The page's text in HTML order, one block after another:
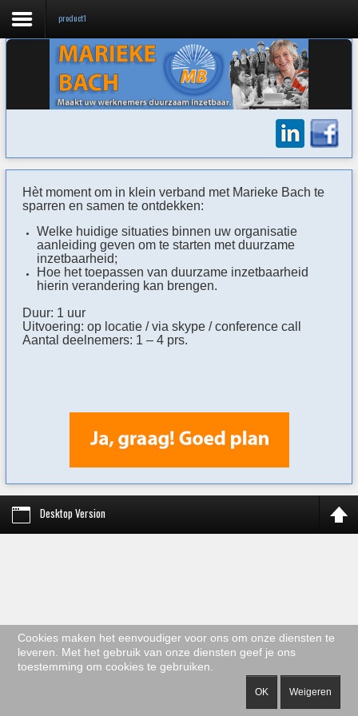
gratis checklist Werkplezier
FAQ
Missie / Visie
Blogs
Contact
Nieuwsbrieven
product1
Hèt moment om in klein verband met Marieke Bach te
sparren en samen te ontdekken:
Welke huidige situaties binnen uw organisatie
aanleiding geven om te starten met duurzame
inzetbaarheid;
Hoe het toepassen van duurzame inzetbaarheid
hierin verandering kan brengen.
Duur: 1 uur
Uitvoering: op locatie / via skype / conference call
Aantal deelnemers: 1 – 4 prs.
Desktop Version
Cookies maken het eenvoudiger voor ons om onze diensten te
leveren. Met het gebruik van onze diensten geef je ons
toestemming om cookies te gebruiken.
OK Weigeren